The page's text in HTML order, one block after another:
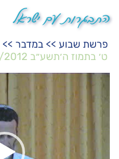
התבגרות עם ישראל
פרשת שבוע >> במדבר >>
ט׳ בתמוז ה׳תשע״ב
נגן
וידאו